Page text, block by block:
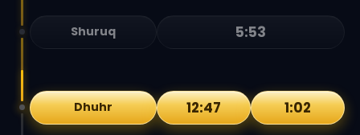
Shuruq 5:53
Dhuhr 12:47 1:02